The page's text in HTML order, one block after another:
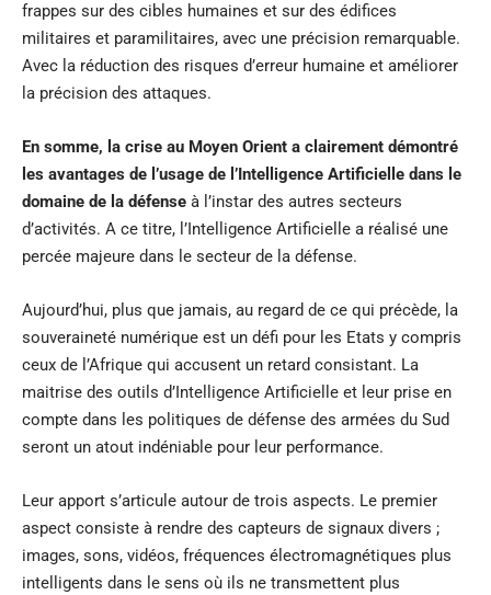
frappes sur des cibles humaines et sur des édifices
militaires et paramilitaires, avec une précision remarquable.
Avec la réduction des risques d’erreur humaine et améliorer
la précision des attaques.
En somme, la crise au Moyen Orient a clairement démontré
les avantages de l’usage de l’Intelligence Artificielle dans le
domaine de la défense à l’instar des autres secteurs
d’activités. A ce titre, l’Intelligence Artificielle a réalisé une
percée majeure dans le secteur de la défense.
Aujourd’hui, plus que jamais, au regard de ce qui précède, la
souveraineté numérique est un défi pour les Etats y compris
ceux de l’Afrique qui accusent un retard consistant. La
maitrise des outils d’Intelligence Artificielle et leur prise en
compte dans les politiques de défense des armées du Sud
seront un atout indéniable pour leur performance.
Leur apport s’articule autour de trois aspects. Le premier
aspect consiste à rendre des capteurs de signaux divers ;
images, sons, vidéos, fréquences électromagnétiques plus
intelligents dans le sens où ils ne transmettent plus